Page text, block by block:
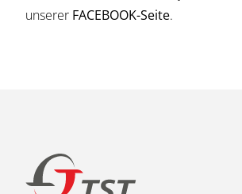
unserer FACEBOOK-Seite.